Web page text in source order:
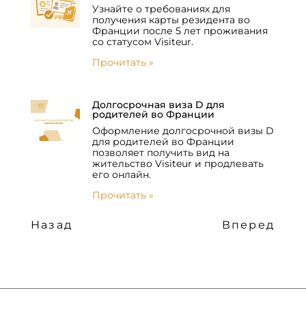
Узнайте о требованиях для
получения карты резидента во
Франции после 5 лет проживания
со статусом Visiteur.
Прочитать »
Долгосрочная виза D для
родителей во Франции
Оформление долгосрочной визы D
для родителей во Франции
позволяет получить вид на
жительство Visiteur и продлевать
его онлайн.
Прочитать »
Назад Вперед